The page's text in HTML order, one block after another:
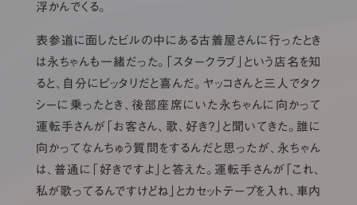
浮かんでくる。
表参道に面したビルの中にある古着屋さんに行ったとき
は永ちゃんも一緒だった。「スタークラブ」という店名を知
ると、自分にピッタリだと喜んだ。ヤッコさんと三人でタク
シーに乗ったとき、後部座席にいた永ちゃんに向かって
運転手さんが「お客さん、歌、好き？」と聞いてきた。誰に
向かってなんちゅう質問をするんだと思ったが、永ちゃん
は、普通に「好きですよ」と答えた。運転手さんが「これ、
私が歌ってるんですけどね」とカセットテープを入れ、車内